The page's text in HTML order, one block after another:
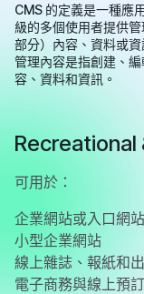
CMS 的定義是一種應
級的多個使用者提供
部分）內容、資料或資
管理內容是指創建、
容、資料和資訊。
可用於：
企業網站或入口網
小型企業網站
線上雜誌、報紙和
電子商務與線上預訂